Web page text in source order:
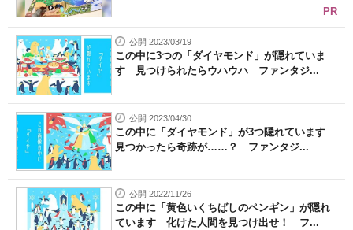
PR
公開 2023/03/19
この中に3つの「ダイヤモンド」が隠れていま
す 見つけられたらウハウハ ファンタジ...
公開 2023/04/30
この中に「ダイヤモンド」が3つ隠れています
見つかったら奇跡が……？ ファンタジ...
公開 2022/11/26
この中に「黄色いくちばしのペンギン」が隠れ
ています 化けた人間を見つけ出せ！ フ...